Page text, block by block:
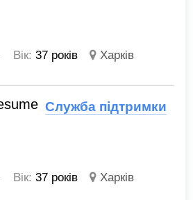
Вік: 37 років Харків
Служба підтримки
Вік: 37 років Харків